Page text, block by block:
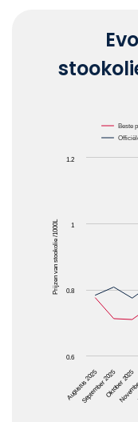
Line chart with
The chart has
The chart has
Prijzen van stookolie /1000L
Beste
Augustus 2025
September 2025Oktober 2025
0.6
0.8
1
1.2